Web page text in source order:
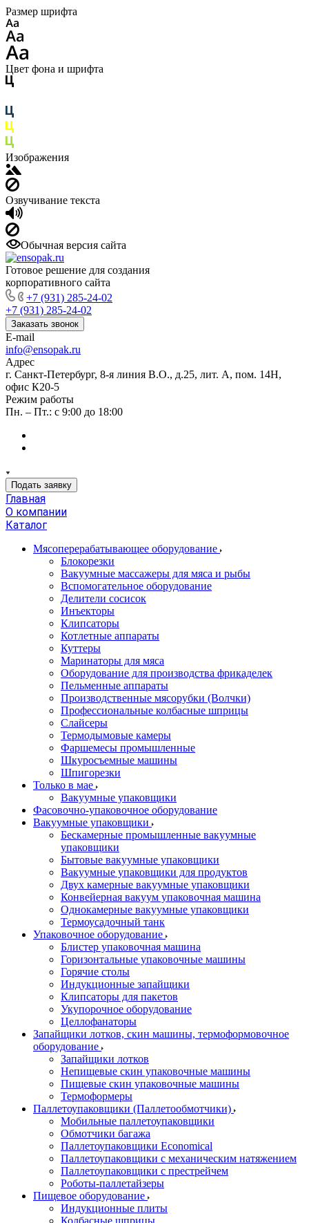
Размер шрифта
Цвет фона и шрифта
Изображения
Озвучивание текста
Обычная версия сайта
Готовое решение для создания
корпоративного сайта
+7 (931) 285-24-02
+7 (931) 285-24-02
Заказать звонок
E-mail
info@ensopak.ru
Адрес
г. Санкт-Петербург, 8-я линия В.О., д.25, лит. А, пом. 14Н,
офис К20-5
Режим работы
Пн. – Пт.: с 9:00 до 18:00
Подать заявку
Главная
О компании
Каталог
Мясоперерабатывающее оборудование
Блокорезки
Вакуумные массажеры для мяса и рыбы
Вспомогательное оборудование
Делители сосисок
Инъекторы
Клипсаторы
Котлетные аппараты
Куттеры
Маринаторы для мяса
Оборудование для производства фрикаделек
Пельменные аппараты
Производственные мясорубки (Волчки)
Профессиональные колбасные шприцы
Слайсеры
Термодымовые камеры
Фаршемесы промышленные
Шкуросъемные машины
Шпигорезки
Только в мае
Вакуумные упаковщики
Фасовочно-упаковочное оборудование
Вакуумные упаковщики
Бескамерные промышленные вакуумные
упаковщики
Бытовые вакуумные упаковщики
Вакуумные упаковщики для продуктов
Двух камерные вакуумные упаковщики
Конвейерная вакуум упаковочная машина
Однокамерные вакуумные упаковщики
Термоусадочный танк
Упаковочное оборудование
Блистер упаковочная машина
Горизонтальные упаковочные машины
Горячие столы
Индукционные запайщики
Клипсаторы для пакетов
Укупорочное оборудование
Целлофанаторы
Запайщики лотков, скин машины, термоформовочное
оборудование
Запайщики лотков
Непищевые скин упаковочные машины
Пищевые скин упаковочные машины
Термоформеры
Паллетоупаковщики (Паллетообмотчики)
Мобильные паллетоупаковщики
Обмотчики багажа
Паллетоупаковщики Economical
Паллетоупаковщики с механическим натяжением
Паллетоупаковщики с престрейчем
Роботы-паллетайзеры
Пищевое оборудование
Индукционные плиты
Колбасные шприцы